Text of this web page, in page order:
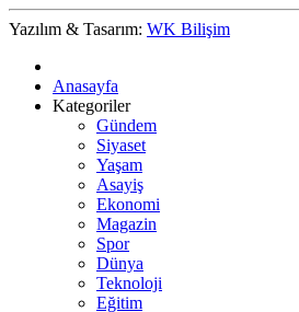
Yazılım & Tasarım: WK Bilişim
Anasayfa
Kategoriler
Gündem
Siyaset
Yaşam
Asayiş
Ekonomi
Magazin
Spor
Dünya
Teknoloji
Eğitim